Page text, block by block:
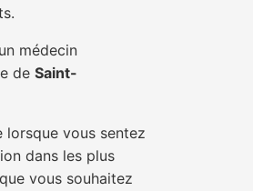
médecin
de Saint-
vous sentez
dans les plus
vous souhaitez